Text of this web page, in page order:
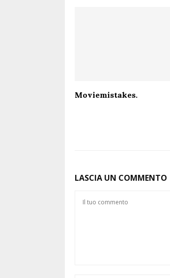
Moviemistakes.
LASCIA UN COMMENTO